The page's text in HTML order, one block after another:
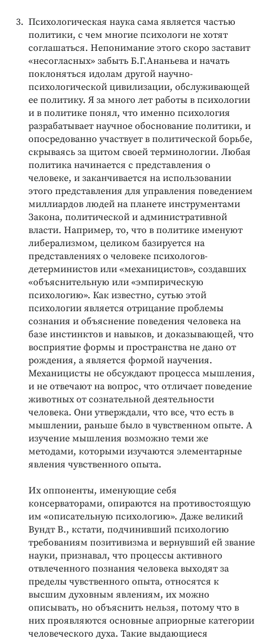
Психологическая наука сама является частью
политики, с чем многие психологи не хотят
соглашаться. Непонимание этого скоро заставит
«несогласных» забыть Б.Г.Ананьева и начать
поклоняться идолам другой научно-
психологической цивилизации, обслуживающей
ее политику. Я за много лет работы в психологии
и в политике понял, что именно психология
разрабатывает научное обоснование политики, и
опосредованно участвует в политической борьбе,
скрываясь за щитом своей терминологии. Любая
политика начинается с представления о
человеке, и заканчивается на использовании
этого представления для управления поведением
миллиардов людей на планете инструментами
Закона, политической и административной
власти. Например, то, что в политике именуют
либерализмом, целиком базируется на
представлениях о человеке психологов-
детерминистов или «механицистов», создавших
«объяснительную или «эмпирическую
психологию». Как известно, сутью этой
психологии является отрицание проблемы
сознания и объяснение поведения человека на
базе инстинктов и навыков, и доказывающей, что
восприятие формы и пространства не дано от
рождения, а является формой научения.
Механицисты не обсуждают процесса мышления,
и не отвечают на вопрос, что отличает поведение
животных от сознательной деятельности
человека. Они утверждали, что все, что есть в
мышлении, раньше было в чувственном опыте. А
изучение мышления возможно теми же
методами, которыми изучаются элементарные
явления чувственного опыта.
Их оппоненты, именующие себя
консерваторами, опираются на противостоящую
им «описательную психологию». Даже великий
Вундт В., кстати, подчинивший психологию
требованиям позитивизма и вернувший ей звание
науки, признавал, что процессы активного
отвлеченного познания человека выходят за
пределы чувственного опыта, относятся к
высшим духовным явлениям, их можно
описывать, но объяснить нельзя, потому что в
них проявляются основные априорные категории
человеческого духа. Такие выдающиеся